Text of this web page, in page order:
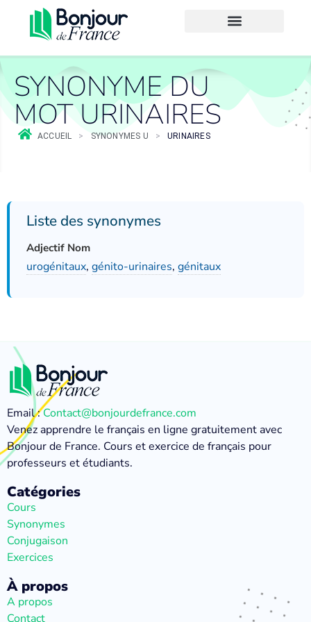
SYNONYME DU
MOT URINAIRES
ACCUEIL > SYNONYMES U > URINAIRES
Liste des synonymes
Adjectif Nom
urogénitaux, génito-urinaires, génitaux
Email :Contact@bonjourdefrance.com
Venez apprendre le français en ligne gratuitement avec
Bonjour de France. Cours et exercice de français pour
professeurs et étudiants.
Catégories
Cours
Synonymes
Conjugaison
Exercices
À propos
A propos
Contact